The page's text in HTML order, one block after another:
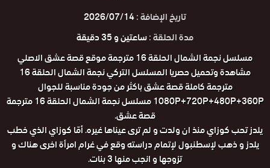
تاريخ الإضافة :2026/07/14
مدة الحلقة :ساعتين و 35 دقيقة
مسلسل نجمة الشمال الحلقة 16 مترجمة موقع قصة عشق الاصلي
مشاهدة وتحميل حصريا المسلسل التركي نجمة الشمال الحلقة 16
مترجمة كاملة قصة عشق باكثر من جودة مناسبة للجوال
1080P+720P+480P+360P مسلسل نجمة الشمال الحلقة 16 مترجمة
قصة عشق.
يلدز تحب كوزاي منذ ان ولدت و لم ترى عيناها غيره. أمّا كوزاي الذي خطب
يلدز و ذهب لإسطنبول لإتمام دراسته وقع في غرام امرأة اخرى هناك و
تزوجها و انجب منها 3 بنات.